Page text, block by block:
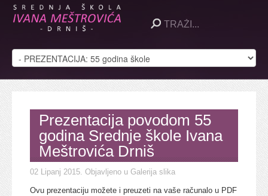
Prezentacija povodom 55
godina Srednje škole Ivana
Meštrovića Drniš
02 Lipanj 2015. Objavljeno u Galerija slika
Ovu prezentaciju možete i preuzeti na vaše računalo u PDF